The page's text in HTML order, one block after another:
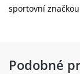
sportovní
Podobné